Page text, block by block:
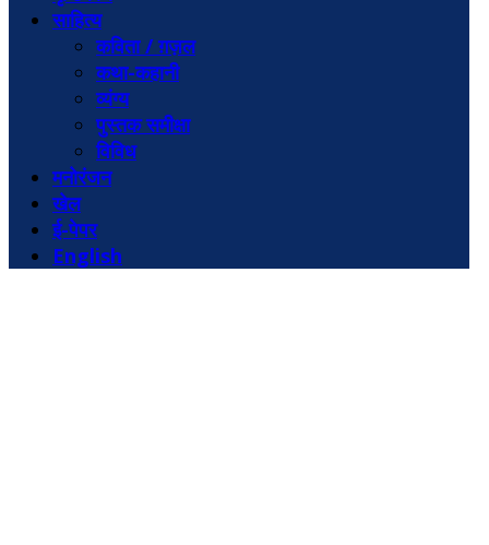
साहित्य
कविता / ग़ज़ल
कथा-कहानी
व्यंग्य
पुस्तक समीक्षा
विविध
मनोरंजन
खेल
ई-पेपर
English